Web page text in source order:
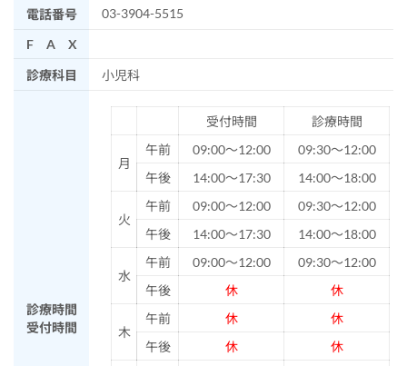
電話番号
03-3904-5515
F A X
診療科目
小児科
診療時間
受付時間
受付時間 診療時間
月
午前 09:00～12:00
09:30～12:00
午後
14:00～17:30 14:00～18:00
火
午前 09:00～12:00
09:30～12:00
午後
14:00～17:30 14:00～18:00
水
午前 09:00～12:00
09:30～12:00
午後
休 休
木
午前 休
休
午後
休 休